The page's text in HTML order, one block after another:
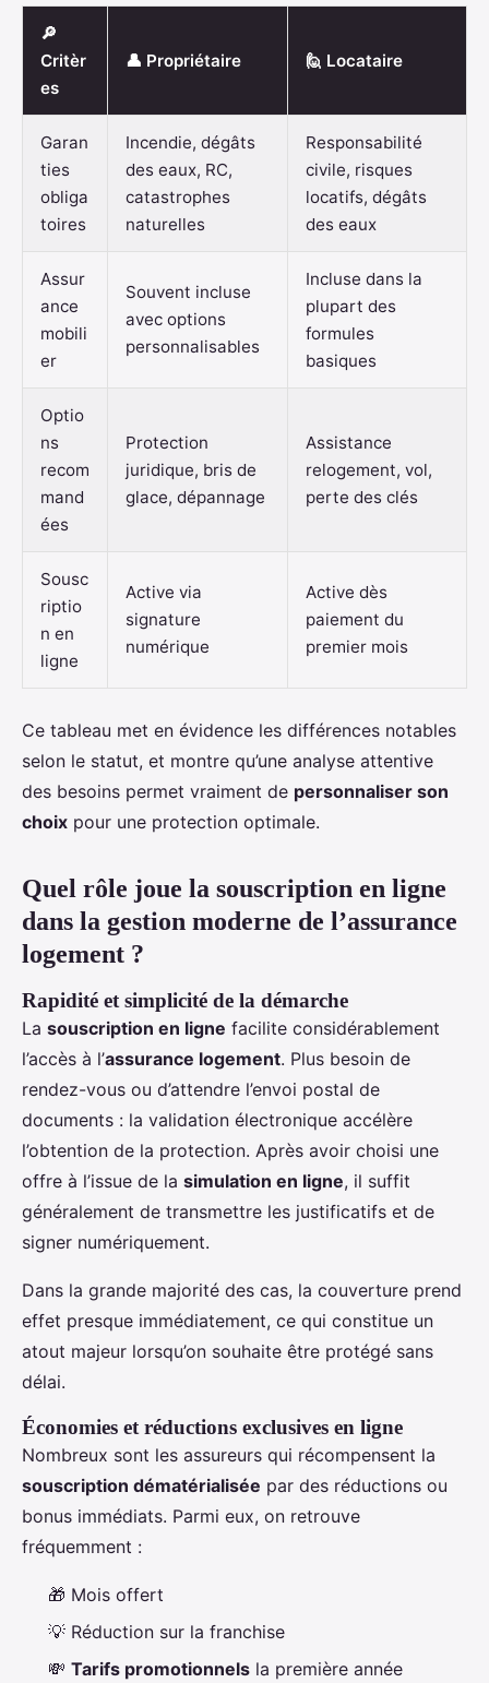
🔎
Critèr
es
👤 Propriétaire 🙋 Locataire
Garan
ties
obliga
toires
Incendie, dégâts
des eaux, RC,
catastrophes
naturelles
Responsabilité
civile, risques
locatifs, dégâts
des eaux
Assur
ance
mobili
er
Souvent incluse
avec options
personnalisables
Incluse dans la
plupart des
formules
basiques
Optio
ns
recom
mand
ées
Protection
juridique, bris de
glace, dépannage
Assistance
relogement, vol,
perte des clés
Sousc
riptio
n en
ligne
Active via
signature
numérique
Active dès
paiement du
premier mois
Ce tableau met en évidence les différences notables
selon le statut, et montre qu’une analyse attentive
des besoins permet vraiment de personnaliser son
choix pour une protection optimale.
Quel rôle joue la souscription en ligne
dans la gestion moderne de l’assurance
logement ?
Rapidité et simplicité de la démarche
La souscription en ligne facilite considérablement
l’accès à l’assurance logement. Plus besoin de
rendez-vous ou d’attendre l’envoi postal de
documents : la validation électronique accélère
l’obtention de la protection. Après avoir choisi une
offre à l’issue de la simulation en ligne, il suffit
généralement de transmettre les justificatifs et de
signer numériquement.
Dans la grande majorité des cas, la couverture prend
effet presque immédiatement, ce qui constitue un
atout majeur lorsqu’on souhaite être protégé sans
délai.
Économies et réductions exclusives en ligne
Nombreux sont les assureurs qui récompensent la
souscription dématérialisée par des réductions ou
bonus immédiats. Parmi eux, on retrouve
fréquemment :
🎁 Mois offert
💡 Réduction sur la franchise
💸 Tarifs promotionnels la première année